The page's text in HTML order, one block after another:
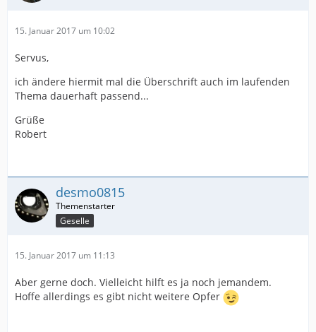
15. Januar 2017 um 10:02
Servus,
ich ändere hiermit mal die Überschrift auch im laufenden
Thema dauerhaft passend...
Grüße
Robert
desmo0815
Geselle
15. Januar 2017 um 11:13
Aber gerne doch. Vielleicht hilft es ja noch jemandem.
Hoffe allerdings es gibt nicht weitere Opfer